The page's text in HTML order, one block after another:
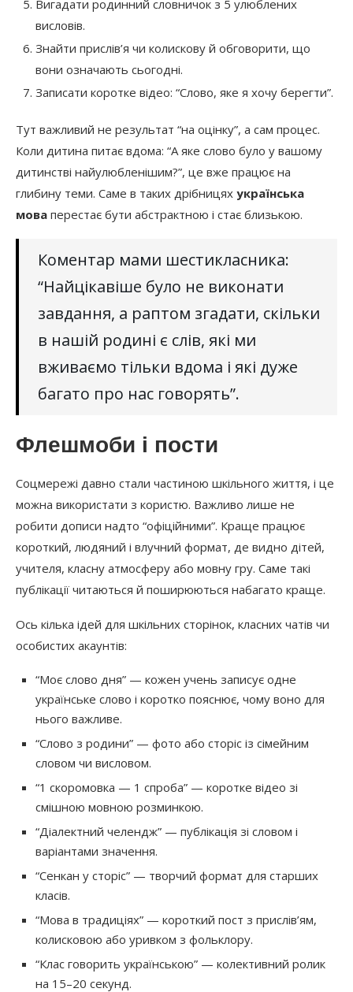
Вигадати родинний словничок з 5 улюблених
висловів.
Знайти прислів’я чи колискову й обговорити, що
вони означають сьогодні.
Записати коротке відео: “Слово, яке я хочу берегти”.
Тут важливий не результат “на оцінку”, а сам процес.
Коли дитина питає вдома: “А яке слово було у вашому
дитинстві найулюбленішим?”, це вже працює на
глибину теми. Саме в таких дрібницях українська
мова перестає бути абстрактною і стає близькою.
Коментар мами шестикласника:
“Найцікавіше було не виконати
завдання, а раптом згадати, скільки
в нашій родині є слів, які ми
вживаємо тільки вдома і які дуже
багато про нас говорять”.
Флешмоби і пости
Соцмережі давно стали частиною шкільного життя, і це
можна використати з користю. Важливо лише не
робити дописи надто “офіційними”. Краще працює
короткий, людяний і влучний формат, де видно дітей,
учителя, класну атмосферу або мовну гру. Саме такі
публікації читаються й поширюються набагато краще.
Ось кілька ідей для шкільних сторінок, класних чатів чи
особистих акаунтів:
“Моє слово дня” — кожен учень записує одне
українське слово і коротко пояснює, чому воно для
нього важливе.
“Слово з родини” — фото або сторіс із сімейним
словом чи висловом.
“1 скоромовка — 1 спроба” — коротке відео зі
смішною мовною розминкою.
“Діалектний челендж” — публікація зі словом і
варіантами значення.
“Сенкан у сторіс” — творчий формат для старших
класів.
“Мова в традиціях” — короткий пост з прислів’ям,
колисковою або уривком з фольклору.
“Клас говорить українською” — колективний ролик
на 15–20 секунд.